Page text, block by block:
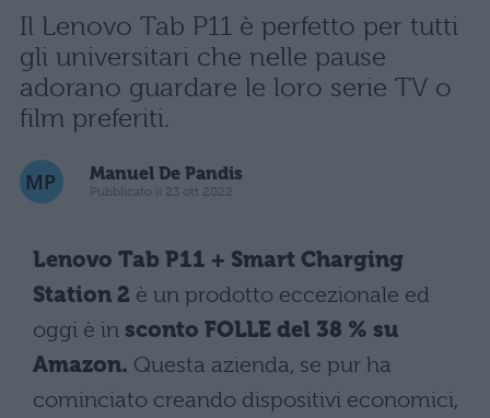
Il Lenovo Tab P11 è perfetto per tutti
gli universitari che nelle pause
adorano guardare le loro serie TV o
film preferiti.
Manuel De Pandis
Pubblicato il 23 ott 2022
Lenovo Tab P11 + Smart Charging
Station 2 è un prodotto eccezionale ed
oggi è in sconto FOLLE del 38 % su
Amazon. Questa azienda, se pur ha
cominciato creando dispositivi economici,